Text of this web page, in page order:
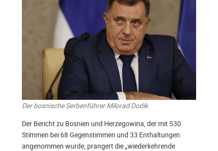
Der bosnische Serbenführer Milorad Dodik
Der Bericht zu Bosnien und Herzegowina, der mit 530
Stimmen bei 68 Gegenstimmen und 33 Enthaltungen
angenommen wurde, prangert die „wiederkehrende